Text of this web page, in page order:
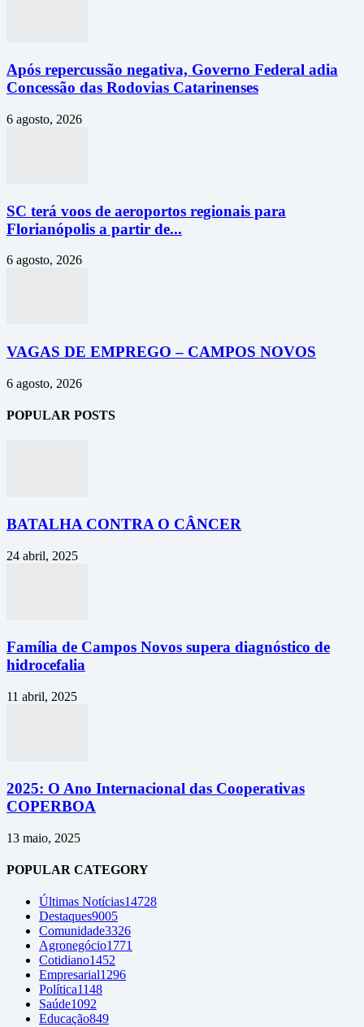
Após repercussão negativa, Governo Federal adia
Concessão das Rodovias Catarinenses
6 agosto, 2026
SC terá voos de aeroportos regionais para
Florianópolis a partir de...
6 agosto, 2026
VAGAS DE EMPREGO – CAMPOS NOVOS
6 agosto, 2026
POPULAR POSTS
BATALHA CONTRA O CÂNCER
24 abril, 2025
Família de Campos Novos supera diagnóstico de
hidrocefalia
11 abril, 2025
2025: O Ano Internacional das Cooperativas
COPERBOA
13 maio, 2025
POPULAR CATEGORY
Últimas Notícias14728
Destaques9005
Comunidade3326
Agronegócio1771
Cotidiano1452
Empresarial1296
Política1148
Saúde1092
Educação849